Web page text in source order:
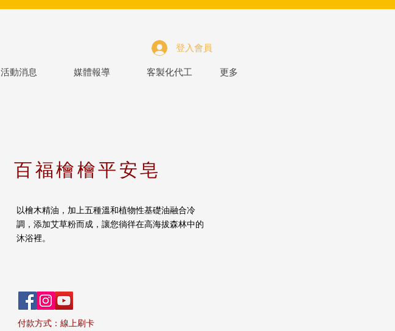
登入會員
活動消息 媒體報導 客製化代工 更多
百福檜檜平安皂
付款方式：線上刷卡
以檜木精油，加上五種溫和植物性基礎油融合冷
調，添加艾草粉而成，讓您徜徉在高海拔森林中的
沐浴裡。